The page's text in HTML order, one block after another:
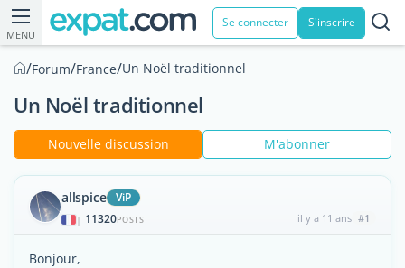
MENU
Se connecter S'inscrire
/Forum/France/Un Noël traditionnel
Un Noël traditionnel
Nouvelle discussion M'abonner
allspice ViP
| 11320POSTS il y a 11 ans #1
Bonjour,